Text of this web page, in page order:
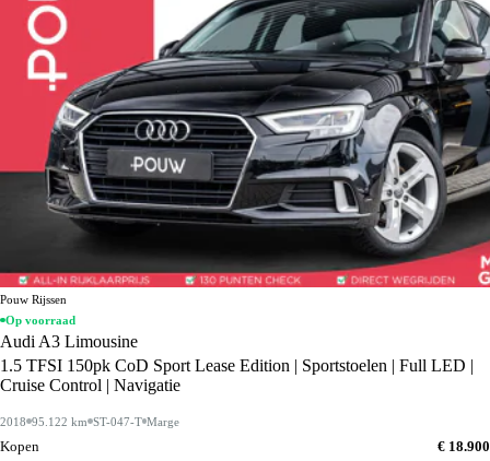
Pouw Rijssen
Op voorraad
Audi A3 Limousine
1.5 TFSI 150pk CoD Sport Lease Edition | Sportstoelen | Full LED |
Cruise Control | Navigatie
2018 95.122 km ST-047-T Marge
Kopen
€ 18.900